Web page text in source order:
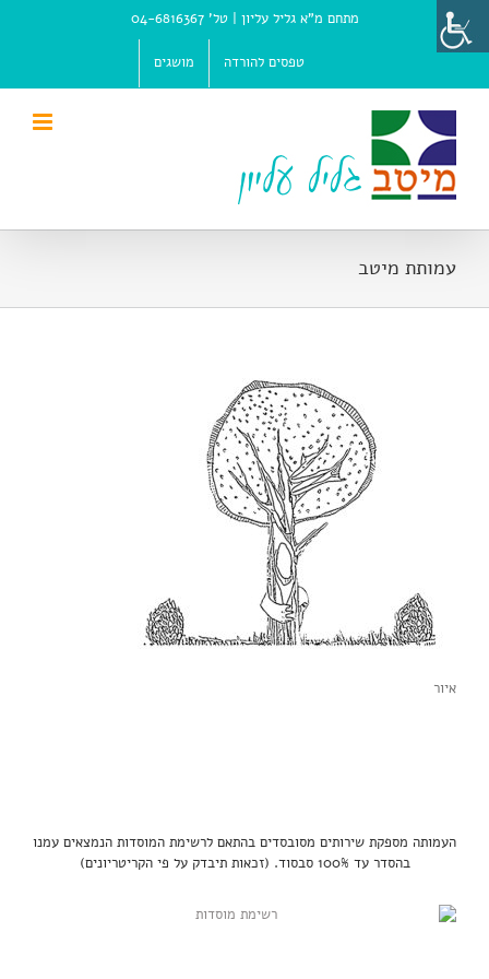
content
מתחם מ"א גליל עליון |טל' 04-6816367
טפסים להורדה מושגים
עמותת מיטב
איור
העמותה מספקת שירותים מסובסדים בהתאם לרשימת המוסדות הנמצאים עמנו
בהסדר עד 100% סבסוד. (זכאות תיבדק על פי הקריטריונים)